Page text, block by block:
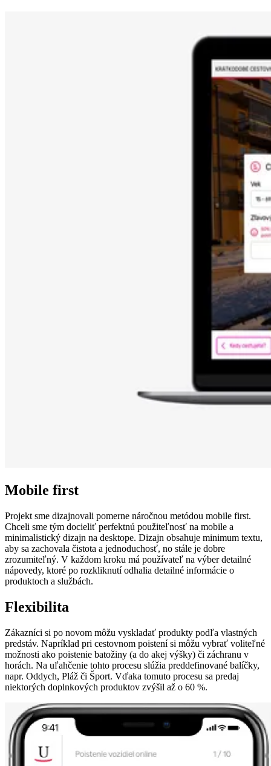
Mobile first
Projekt sme dizajnovali pomerne náročnou metódou mobile first.
Chceli sme tým docieliť perfektnú použiteľnosť na mobile a
minimalistický dizajn na desktope. Dizajn obsahuje minimum textu,
aby sa zachovala čistota a jednoduchosť, no stále je dobre
zrozumiteľný. V každom kroku má používateľ na výber detailné
nápovedy, ktoré po rozkliknutí odhalia detailné informácie o
produktoch a službách.
Flexibilita
Zákazníci si po novom môžu vyskladať produkty podľa vlastných
predstáv. Napríklad pri cestovnom poistení si môžu vybrať voliteľné
možnosti ako poistenie batožiny (a do akej výšky) či záchranu v
horách. Na uľahčenie tohto procesu slúžia preddefinované balíčky,
napr. Oddych, Pláž či Šport. Vďaka tomuto procesu sa predaj
niektorých doplnkových produktov zvýšil až o 60 %.